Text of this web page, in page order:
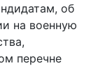
об
на военную
перечне